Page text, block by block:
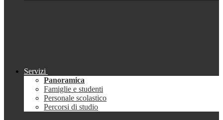
Servizi
Panoramica
Famiglie e studenti
Personale scolastico
Percorsi di studio